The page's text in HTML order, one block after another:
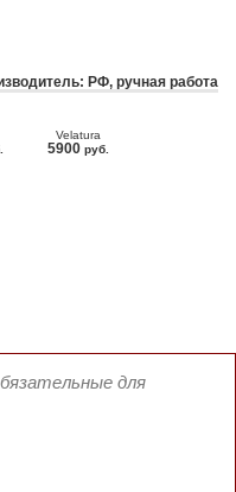
РФ, ручная работа
Velatura
5900 руб.
для